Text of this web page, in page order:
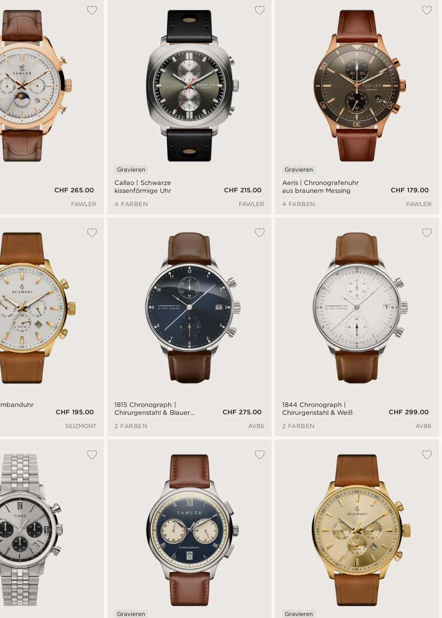
CHF 265.00
FAWLER
Callao | Schwarze
kissenförmige Uhr
Gravieren
CHF 215.00
4 FARBEN
FAWLER
Aeris | Chronografenuhr
aus braunem Messing
Gravieren
CHF 179.00
4 FARBEN
FAWLER
CHF 195.00
SEIZMONT
1815 Chronograph |
Chirurgenstahl & Blauer
CHF 275.00
2 FARBEN
AV86
1844 Chronograph |
Chirurgenstahl & Weiß
CHF 299.00
2 FARBEN
AV86
Gravieren Gravieren